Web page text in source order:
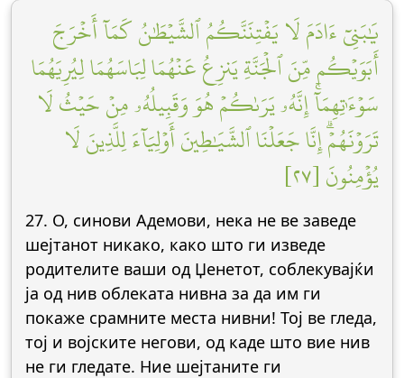
يَٰبَنِيٓ ءَادَمَ لَا يَفۡتِنَنَّكُمُ ٱلشَّيۡطَٰنُ كَمَآ أَخۡرَجَ
أَبَوَيۡكُم مِّنَ ٱلۡجَنَّةِ يَنزِعُ عَنۡهُمَا لِبَاسَهُمَا لِيُرِيَهُمَا
سَوۡءَٰتِهِمَآۚ إِنَّهُۥ يَرَىٰكُمۡ هُوَ وَقَبِيلُهُۥ مِنۡ حَيۡثُ لَا
تَرَوۡنَهُمۡۗ إِنَّا جَعَلۡنَا ٱلشَّيَٰطِينَ أَوۡلِيَآءَ لِلَّذِينَ لَا
يُؤۡمِنُونَ [٢٧]
27. О, синови Адемови, нека не ве заведе
шејтанот никако, како што ги изведе
родителите ваши од Џенетот, соблекувајќи
ја од нив облеката нивна за да им ги
покаже срамните места нивни! Тој ве гледа,
тој и војските негови, од каде што вие нив
не ги гледате. Ние шејтаните ги